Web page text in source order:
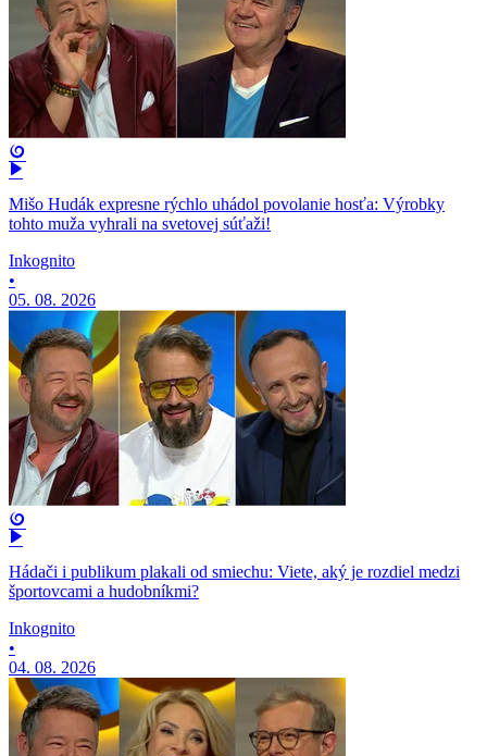
Mišo Hudák expresne rýchlo uhádol povolanie hosťa: Výrobky
tohto muža vyhrali na svetovej súťaži!
Inkognito
•
05. 08. 2026
Hádači i publikum plakali od smiechu: Viete, aký je rozdiel medzi
športovcami a hudobníkmi?
Inkognito
•
04. 08. 2026